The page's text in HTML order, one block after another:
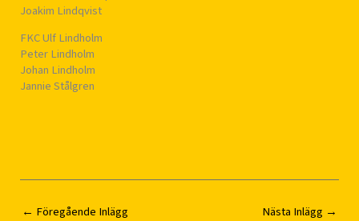
Joakim Lindqvist
FKC Ulf Lindholm
Peter Lindholm
Johan Lindholm
Jannie Stålgren
← Föregående Inlägg Nästa Inlägg →